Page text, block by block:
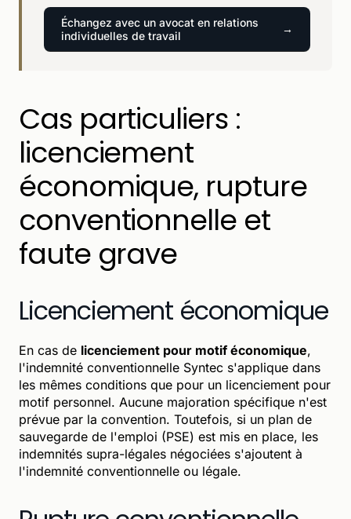
Échangez avec un avocat en relations
individuelles de travail
Cas particuliers :
licenciement
économique, rupture
conventionnelle et
faute grave
Licenciement économique
En cas de licenciement pour motif économique,
l'indemnité conventionnelle Syntec s'applique dans
les mêmes conditions que pour un licenciement pour
motif personnel. Aucune majoration spécifique n'est
prévue par la convention. Toutefois, si un plan de
sauvegarde de l'emploi (PSE) est mis en place, les
indemnités supra-légales négociées s'ajoutent à
l'indemnité conventionnelle ou légale.